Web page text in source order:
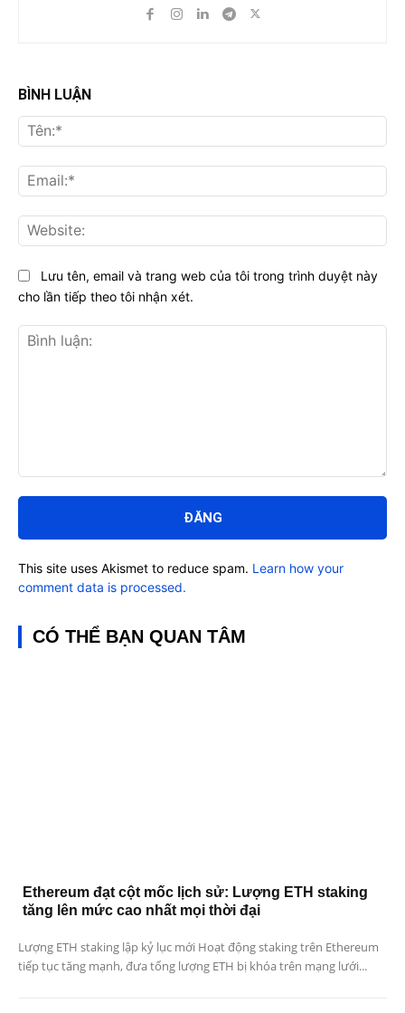
BÌNH LUẬN
luận:
Lưu tên, email và trang web của tôi trong trình duyệt này
cho lần tiếp theo tôi nhận xét.
This site uses Akismet to reduce spam. Learn how your
comment data is processed.
CÓ THỂ BẠN QUAN TÂM
Ethereum đạt cột mốc lịch sử: Lượng ETH staking
tăng lên mức cao nhất mọi thời đại
Lượng ETH staking lập kỷ lục mới Hoạt động staking trên Ethereum
tiếp tục tăng mạnh, đưa tổng lượng ETH bị khóa trên mạng lưới...